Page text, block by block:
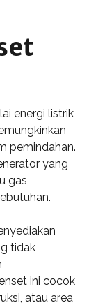
energi listrik
pemindahan.
yang
gas,
tidak
ini cocok
atau area